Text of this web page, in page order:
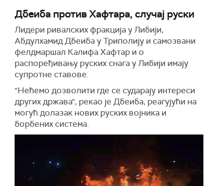
Дбеиба против Хафтара, случај руски
Лидери ривалских фракција у Либији,
Абдулхамид Дбеиба у Триполију и самозвани
фелдмаршал Калифа Хафтар и о
распоређивању руских снага у Либији имају
супротне ставове.
"Нећемо дозволити где се сударају интереси
других држава", рекао је Дбеиба, реагујући на
могућ долазак нових руских војника и
борбених система.